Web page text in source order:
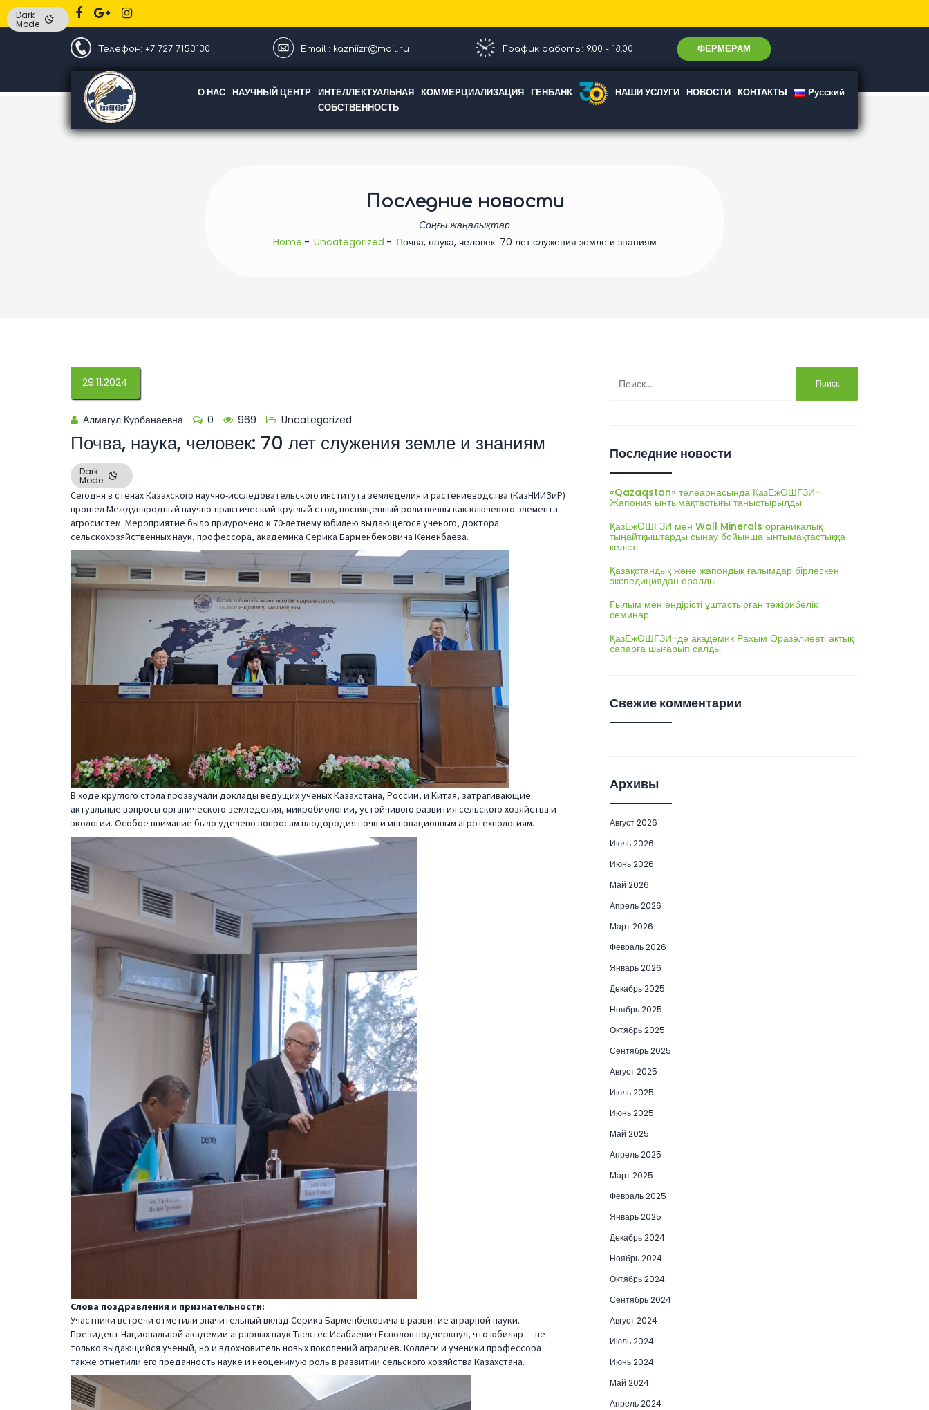
Телефон: +7 727 7153130 Email : kazniizr@mail.ru График работы: 9.00 - 18.00 ФЕРМЕРАМ
О НАС НАУЧНЫЙ ЦЕНТР ИНТЕЛЛЕКТУАЛЬНАЯ
СОБСТВЕННОСТЬ
КОММЕРЦИАЛИЗАЦИЯ ГЕНБАНК НАШИ УСЛУГИ НОВОСТИ КОНТАКТЫ Русский
Последние новости
Соңғы жаңалықтар
Home Uncategorized Почва, наука, человек: 70 лет служения земле и знаниям
29.11.2024
Алмагул Курбанаевна 0 969 Uncategorized
Почва, наука, человек: 70 лет служения земле и знаниям
Dark
Mode
Сегодня в стенах Казахского научно-исследовательского института земледелия и растениеводства (КазНИИЗиР)
прошел Международный научно-практический круглый стол, посвященный роли почвы как ключевого элемента
агросистем. Мероприятие было приурочено к 70-летнему юбилею выдающегося ученого, доктора
сельскохозяйственных наук, профессора, академика Серика Барменбековича Кененбаева.
В ходе круглого стола прозвучали доклады ведущих ученых Казахстана, России, и Китая, затрагивающие
актуальные вопросы органического земледелия, микробиологии, устойчивого развития сельского хозяйства и
экологии. Особое внимание было уделено вопросам плодородия почв и инновационным агротехнологиям.
Слова поздравления и признательности:
Участники встречи отметили значительный вклад Серика Барменбековича в развитие аграрной науки.
Президент Национальной академии аграрных наук Тлектес Исабаевич Есполов подчеркнул, что юбиляр — не
только выдающийся ученый, но и вдохновитель новых поколений аграриев. Коллеги и ученики профессора
также отметили его преданность науке и неоценимую роль в развитии сельского хозяйства Казахстана.
Последние новости
«Qazaqstan» телеарнасында ҚазЕжӨШҒЗИ–
Жапония ынтымақтастығы таныстырылды
ҚазЕжӨШҒЗИ мен Woll Minerals органикалық
тыңайтқыштарды сынау бойынша ынтымақтастыққа
келісті
Қазақстандық және жапондық ғалымдар бірлескен
экспедициядан оралды
Ғылым мен өндірісті ұштастырған тәжірибелік
семинар
ҚазЕжӨШҒЗИ-де академик Рахым Оразәлиевті ақтық
сапарға шығарып салды
Свежие комментарии
Архивы
Август 2026
Июль 2026
Июнь 2026
Май 2026
Апрель 2026
Март 2026
Февраль 2026
Январь 2026
Декабрь 2025
Ноябрь 2025
Октябрь 2025
Сентябрь 2025
Август 2025
Июль 2025
Июнь 2025
Май 2025
Апрель 2025
Март 2025
Февраль 2025
Январь 2025
Декабрь 2024
Ноябрь 2024
Октябрь 2024
Сентябрь 2024
Август 2024
Июль 2024
Июнь 2024
Май 2024
Апрель 2024
Dark
Mode